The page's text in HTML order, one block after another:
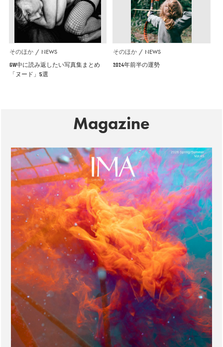
そのほか NEWS
GW中に読み返したい写真集まとめ
「ヌード」5選
そのほか NEWS
2024年前半の運勢
Magazine